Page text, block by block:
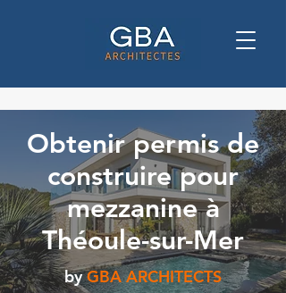
Obtenir permis de
construire pour
mezzanine à
Théoule-sur-Mer
by GBA ARCHITECTS